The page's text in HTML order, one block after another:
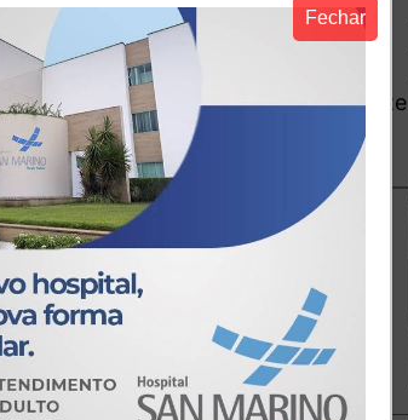
Fechar
jornalísticas apresentem
que a Mesa Diretora apresente
são marcados com*